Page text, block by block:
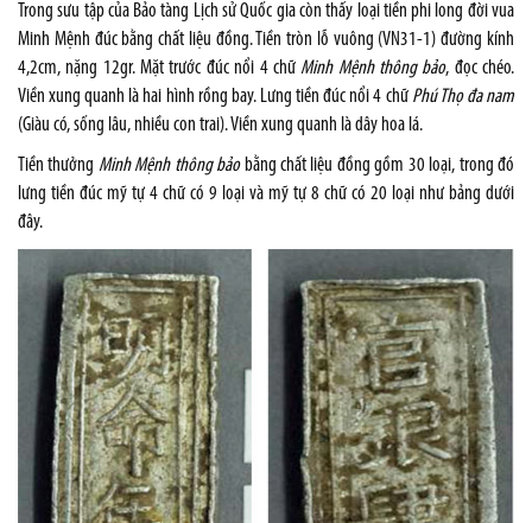
Trong sưu tập của Bảo tàng Lịch sử Quốc gia còn thấy loại tiền phi long đời vua
Minh Mệnh đúc bằng chất liệu đồng. Tiền tròn lỗ vuông (VN31-1) đường kính
4,2cm, nặng 12gr. Mặt trước đúc nổi 4 chữMinh Mệnh thông bảo, đọc chéo.
Viền xung quanh là hai hình rồng bay. Lưng tiền đúc nổi 4 chữ Phú Thọ đa nam
(Giàu có, sống lâu, nhiều con trai). Viền xung quanh là dây hoa lá.
Tiền thưởng Minh Mệnh thông bảobằng chất liệu đồng gồm 30 loại, trong đó
lưng tiền đúc mỹ tự 4 chữ có 9 loại và mỹ tự 8 chữ có 20 loại như bảng dưới
đây.